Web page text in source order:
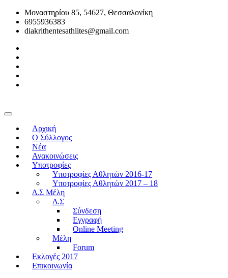
Μοναστηρίου 85, 54627, Θεσσαλονίκη
6955936383
diakrithentesathlites@gmail.com
Αρχική
O Σύλλογος
Νέα
Ανακοινώσεις
Υποτροφίες
Υποτροφίες Αθλητών 2016-17
Υποτροφίες Αθλητών 2017 – 18
Δ.Σ Μέλη
Δ.Σ
Σύνδεση
Εγγραφή
Online Meeting
Μέλη
Forum
Εκλογές 2017
Επικοινωνία